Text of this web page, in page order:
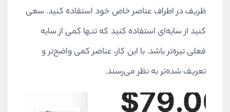
ظریف در اطراف عناصر خاص خود استفاده کنید. سعی
کنید از سایه‌ای استفاده کنید که تنها کمی از سایه
فعلی تیره‌تر باشد. با این کار، عناصر کمی واضح‌تر و
تعریف شده‌تر به نظر می‌رسند.